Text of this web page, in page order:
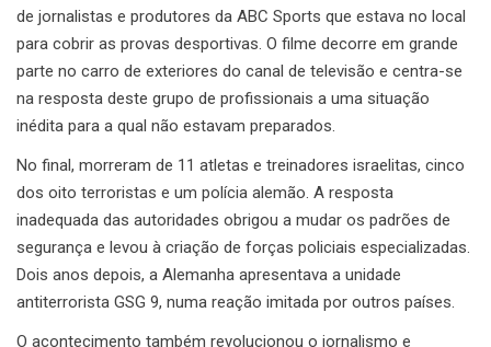
de jornalistas e produtores da ABC Sports que estava no local
para cobrir as provas desportivas. O filme decorre em grande
parte no carro de exteriores do canal de televisão e centra-se
na resposta deste grupo de profissionais a uma situação
inédita para a qual não estavam preparados.
No final, morreram de 11 atletas e treinadores israelitas, cinco
dos oito terroristas e um polícia alemão. A resposta
inadequada das autoridades obrigou a mudar os padrões de
segurança e levou à criação de forças policiais especializadas.
Dois anos depois, a Alemanha apresentava a unidade
antiterrorista GSG 9, numa reação imitada por outros países.
O acontecimento também revolucionou o jornalismo e